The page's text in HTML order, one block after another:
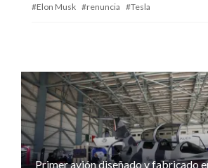
Elon Musk
renuncia Tesla
Primer avión diseñado y fabricado